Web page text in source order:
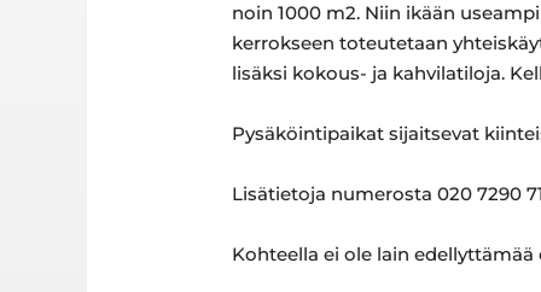
noin 1000 m2. Niin ikään
kerrokseen toteutetaan
lisäksi kokous- ja kahvilatiloja.
Pysäköintipaikat sijaitsevat
Lisätietoja numerosta 020 7290
Kohteella ei ole lain